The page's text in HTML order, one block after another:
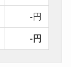
-円
-円